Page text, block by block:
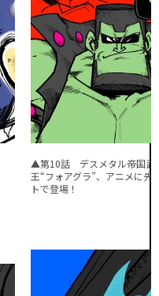
▲第10話 デスメタル帝国武
王“フォアグラ”、アニメに先
トで登場！